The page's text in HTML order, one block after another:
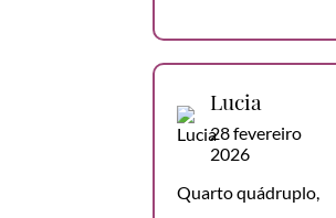
Lucia
28 fevereiro
2026
Quarto quádruplo,